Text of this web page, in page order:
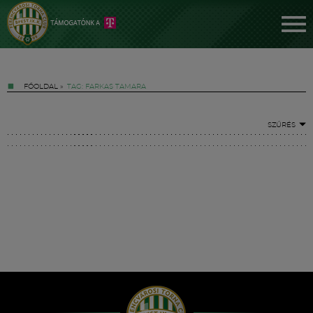
FŐOLDAL » TAG: FARKAS TAMARA
SZŰRÉS
Hírek